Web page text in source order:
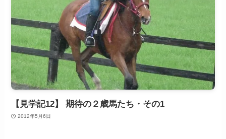
【見学記12】 期待の２歳馬たち・その1
2012年5月6日